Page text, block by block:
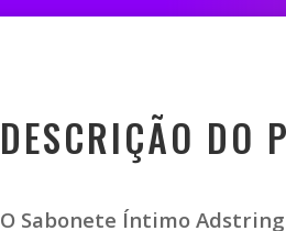
DESCRIÇÃO DO
O Sabonete Íntimo